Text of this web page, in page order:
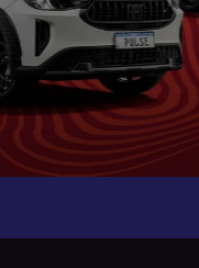
Próximo
Tecnologia que